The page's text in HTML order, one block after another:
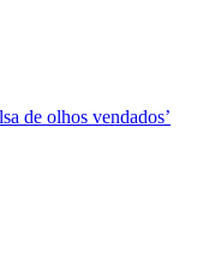
de olhos vendados’